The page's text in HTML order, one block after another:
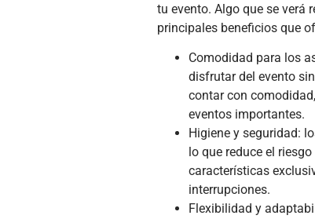
tu evento. Algo que se verá
principales beneficios que
Comodidad para los
disfrutar del evento
contar con
eventos importantes.
Higiene y seguridad:
lo que reduce el
características
interrupciones.
Flexibilidad y